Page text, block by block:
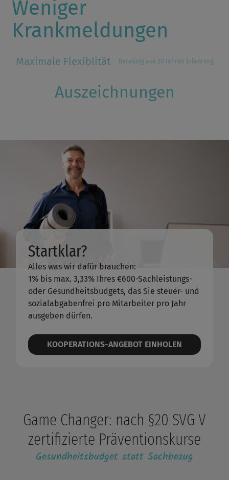
Weniger
Krankmeldungen
Maximale Flexiblität Beratung aus 20 Jahren Erfahrung
Auszeichnungen
Startklar?
Alles was wir dafür brauchen:
1% bis max. 3,33% Ihres €600-Sachleistungs-
oder Gesundheitsbudgets, das Sie steuer- und
sozialabgabenfrei pro Mitarbeiter pro Jahr
ausgeben dürfen.
KOOPERATIONS-ANGEBOT EINHOLEN
Gesundheitsbudget statt Sachbezug
Game Changer: nach §20 SVG V
zertifizierte Präventionskurse